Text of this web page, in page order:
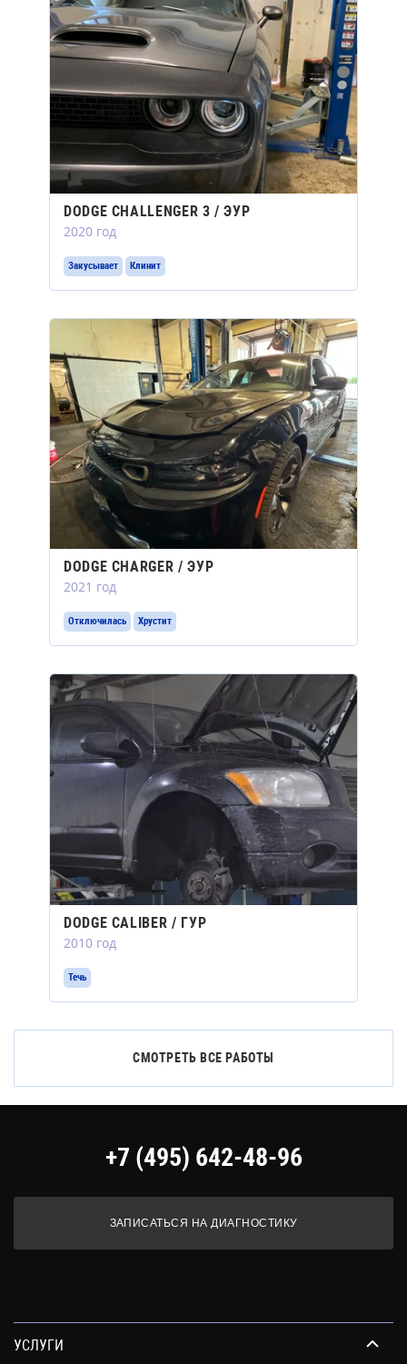
DODGE CHALLENGER 3 / ЭУР
2020 год
Закусывает Клинит
DODGE CHARGER / ЭУР
2021 год
Отключилась Хрустит
DODGE CALIBER / ГУР
2010 год
Течь
СМОТРЕТЬ ВСЕ РАБОТЫ
+7 (495) 642-48-96
ЗАПИСАТЬСЯ НА ДИАГНОСТИКУ
УСЛУГИ